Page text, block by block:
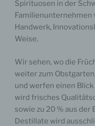
Spirituosen in der
Handwerk,
Weise.
Wir sehen, wo die
weiter zum
und werfen einen
wird frisches
sowie zu 20 % aus der
Destillate wird